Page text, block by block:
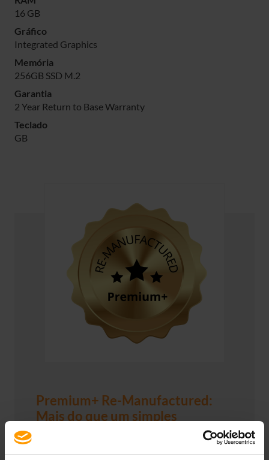
16 GB
Gráfico
Integrated Graphics
Memória
256GB SSD M.2
Garantia
2 Year Return to Base Warranty
Teclado
GB
Premium+ Re-Manufactured:
Mais do que um simples